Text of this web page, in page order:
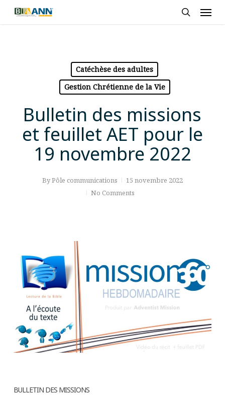
Skip
Catéchèse des adultes
Gestion Chrétienne de la Vie
Bulletin des missions
et feuillet AET pour le
19 novembre 2022
ByPôle communications
15 novembre 2022
No Comments
BULLETIN DES MISSIONS